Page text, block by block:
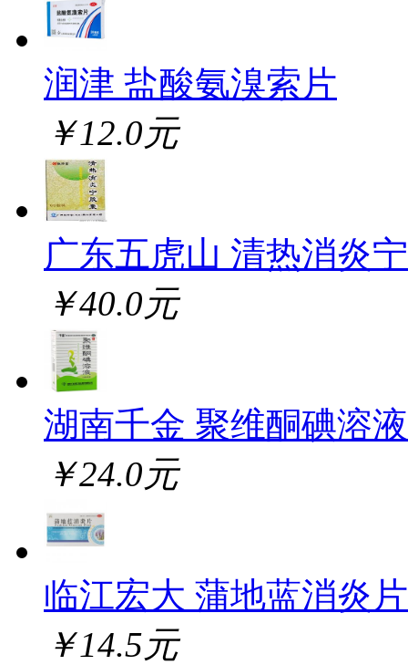
润津 盐酸氨溴索片
￥12.0元
广东五虎山 清热消炎
￥40.0元
湖南千金 聚维酮碘溶液
￥24.0元
临江宏大 蒲地蓝消炎片
￥14.5元